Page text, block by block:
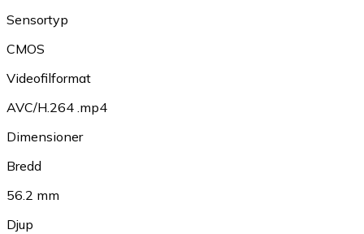
Sensortyp
CMOS
Videofilformat
AVC/H.264 .mp4
Dimensioner
Bredd
56.2 mm
Djup